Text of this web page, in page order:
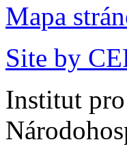
Mapa
Site by
Institut